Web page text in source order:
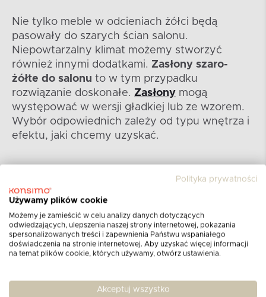
Nie tylko meble w odcieniach żółci będą
pasowały do szarych ścian salonu.
Niepowtarzalny klimat możemy stworzyć
również innymi dodatkami. Zasłony szaro-
żółte do salonu to w tym przypadku
rozwiązanie doskonałe. Zasłony mogą
występować w wersji gładkiej lub ze wzorem.
Wybór odpowiednich zależy od typu wnętrza i
efektu, jaki chcemy uzyskać.
RABI
Krzesło drewniane dąb żółty welur
Polityka prywatności
Używamy plików cookie
Możemy je zamieścić w celu analizy danych dotyczących
odwiedzających, ulepszenia naszej strony internetowej, pokazania
spersonalizowanych treści i zapewnienia Państwu wspaniałego
doświadczenia na stronie internetowej. Aby uzyskać więcej informacji
na temat plików cookie, których używamy, otwórz ustawienia.
Akceptuj wszystko